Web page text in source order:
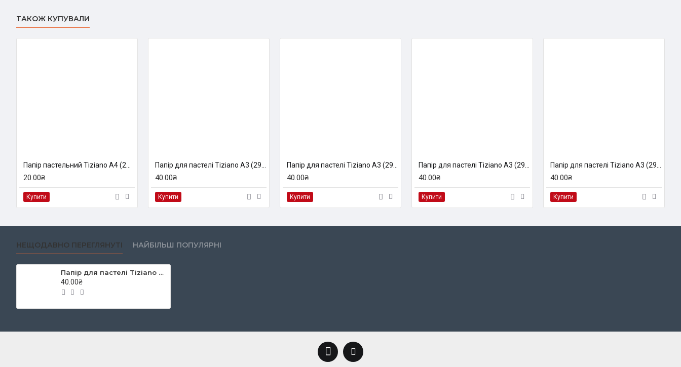
ТАКОЖ КУПУВАЛИ
20.00₴
Купити
40.00₴
Купити
40.00₴
Купити
40.00₴
Купити
40.00₴
Купити
НЕЩОДАВНО ПЕРЕГЛЯНУТІ НАЙБІЛЬШ ПОПУЛЯРНІ
Папір для пастелі Tiziano A3 (29,7*42см), №17 c.zucch.,160г/м2, сіро-голубий,середнє зерно, Fabrianо
40.00₴